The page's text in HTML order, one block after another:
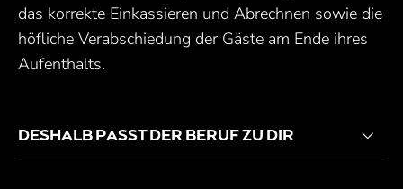
das korrekte Einkassieren und Abrechnen sowie die
höfliche Verabschiedung der Gäste am Ende ihres
Aufenthalts.
DESHALB PASST DER BERUF ZU DIR